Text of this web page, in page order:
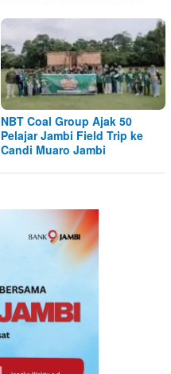
NBT Coal Group Ajak 50
Pelajar Jambi Field Trip ke
Candi Muaro Jambi